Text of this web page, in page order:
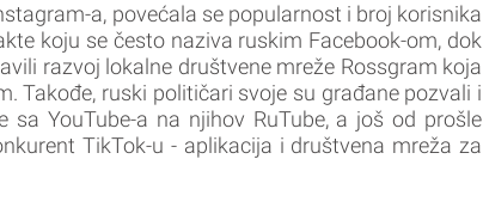
a, povećala se popularnost i broj korisnika
koju se često naziva ruskim Facebook-om, dok
razvoj lokalne društvene mreže Rossgram koja
Takođe, ruski političari svoje su građane pozvali i
sa YouTube-a na njihov RuTube, a još od prošle
TikTok-u - aplikacija i društvena mreža za